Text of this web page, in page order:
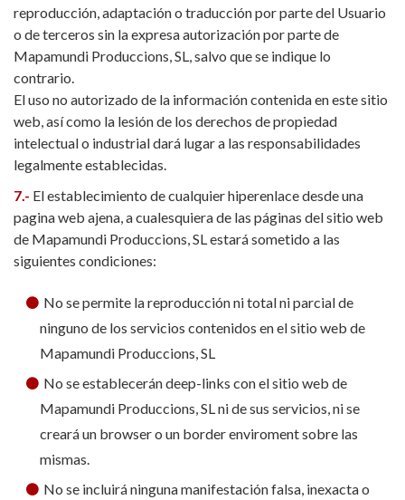
reproducción, adaptación o traducción por parte del Usuario
o de terceros sin la expresa autorización por parte de
Mapamundi Produccions, SL, salvo que se indique lo
contrario.
El uso no autorizado de la información contenida en este sitio
web, así como la lesión de los derechos de propiedad
intelectual o industrial dará lugar a las responsabilidades
legalmente establecidas.
7.- El establecimiento de cualquier hiperenlace desde una
pagina web ajena, a cualesquiera de las páginas del sitio web
de Mapamundi Produccions, SL estará sometido a las
siguientes condiciones:
No se permite la reproducción ni total ni parcial de
ninguno de los servicios contenidos en el sitio web de
Mapamundi Produccions, SL
No se establecerán deep-links con el sitio web de
Mapamundi Produccions, SL ni de sus servicios, ni se
creará un browser o un border enviroment sobre las
mismas.
No se incluirá ninguna manifestación falsa, inexacta o